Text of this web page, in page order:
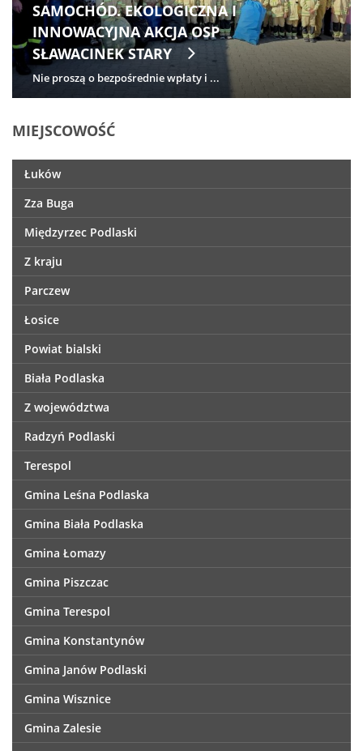
SAMOCHÓD. EKOLOGICZNA I
INNOWACYJNA AKCJA OSP
SŁAWACINEK STARY
Nie proszą o bezpośrednie wpłaty i ...
MIEJSCOWOŚĆ
Łuków
Zza Buga
Międzyrzec Podlaski
Z kraju
Parczew
Łosice
Powiat bialski
Biała Podlaska
Z województwa
Radzyń Podlaski
Terespol
Gmina Leśna Podlaska
Gmina Biała Podlaska
Gmina Łomazy
Gmina Piszczac
Gmina Terespol
Gmina Konstantynów
Gmina Janów Podlaski
Gmina Wisznice
Gmina Zalesie